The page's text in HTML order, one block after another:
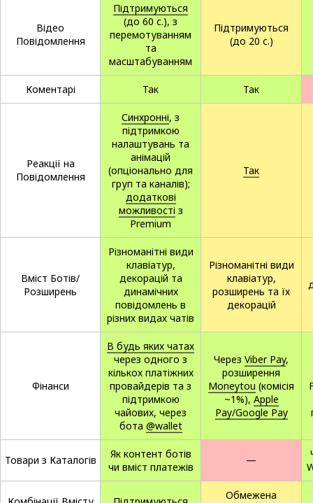
Відео
Повідомлення
Підтримуються
(до 60 с.), з
перемотуванням
та
масштабуванням
Підтримуються
(до 20 с.)
Коментарі Так Так
Реакції на
Повідомлення
Синхронні, з
підтримкою
налаштувань та
анімацій
(опціонально для
груп та каналів);
додаткові
можливості з
Premium
Так
Вміст Ботів/
Розширень
Різноманітні види
клавіатур,
декорацій та
динамічних
повідомлень в
різних видах чатів
Різноманітні види
клавіатур,
розширень та їх
декорацій
Фінанси
В будь яких чатах
через одного з
кількох платіжних
провайдерів та з
підтримкою
чайових, через
бота @wallet
Через Viber Pay,
розширення
Moneytou (комісія
~1%), Apple
Pay/Google Pay
Товари з Каталогів
Як контент ботів
чи вміст платежів
—
Обмежена